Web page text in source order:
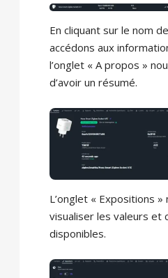
En cliquant sur le nom
accédons aux
l’onglet « A propos »
d’avoir un résumé.
L’onglet « Expositions
visualiser les valeurs et
disponibles.